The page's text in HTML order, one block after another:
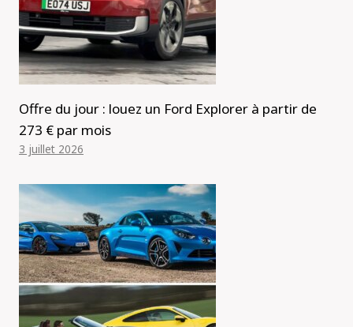
Offre du jour : louez un Ford Explorer à partir de
273 € par mois
3 juillet 2026